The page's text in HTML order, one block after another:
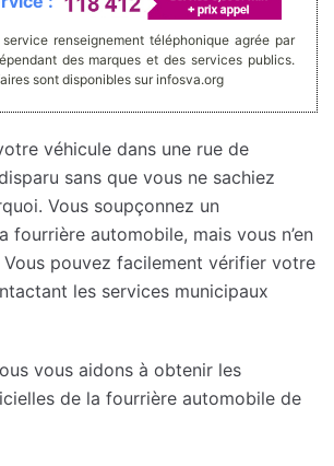
renseignement téléphonique agrée par
des marques et des services publics.
sont disponibles sur infosva.org
véhicule dans une rue de
sans que vous ne sachiez
Vous soupçonnez un
fourrière automobile, mais vous n’en
pouvez facilement vérifier votre
les services municipaux
vous aidons à obtenir les
de la fourrière automobile de